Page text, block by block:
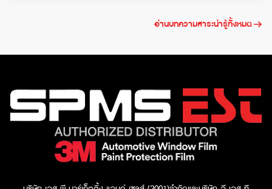
อ่านบทความสาระน่ารู้ทั้งหมด